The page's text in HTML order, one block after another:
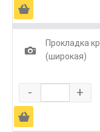
Ä
1
Прокладка
(широкая)
- +
Ä